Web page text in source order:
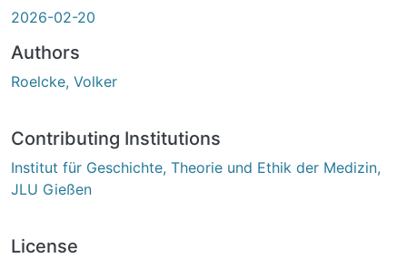
2026-02-20
Authors
Roelcke, Volker
Contributing Institutions
Institut für Geschichte, Theorie und Ethik der Medizin,
JLU Gießen
License